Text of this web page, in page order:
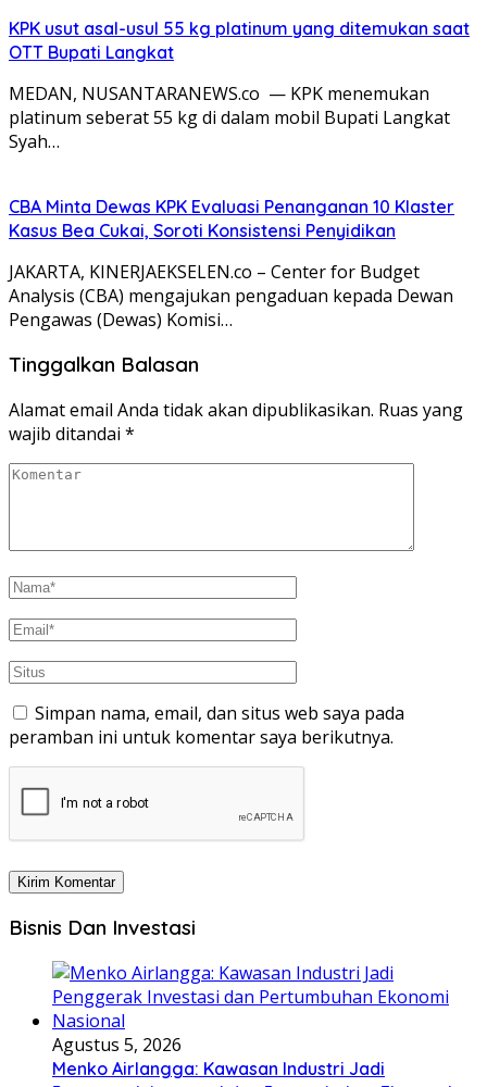
KPK usut asal-usul 55 kg platinum yang ditemukan saat
OTT Bupati Langkat
MEDAN, NUSANTARANEWS.co — KPK menemukan
platinum seberat 55 kg di dalam mobil Bupati Langkat
Syah…
CBA Minta Dewas KPK Evaluasi Penanganan 10 Klaster
Kasus Bea Cukai, Soroti Konsistensi Penyidikan
JAKARTA, KINERJAEKSELEN.co – Center for Budget
Analysis (CBA) mengajukan pengaduan kepada Dewan
Pengawas (Dewas) Komisi…
Tinggalkan Balasan
Alamat email Anda tidak akan dipublikasikan. Ruas yang
wajib ditandai *
Simpan nama, email, dan situs web saya pada
peramban ini untuk komentar saya berikutnya.
Bisnis Dan Investasi
Agustus 5, 2026
Menko Airlangga: Kawasan Industri Jadi